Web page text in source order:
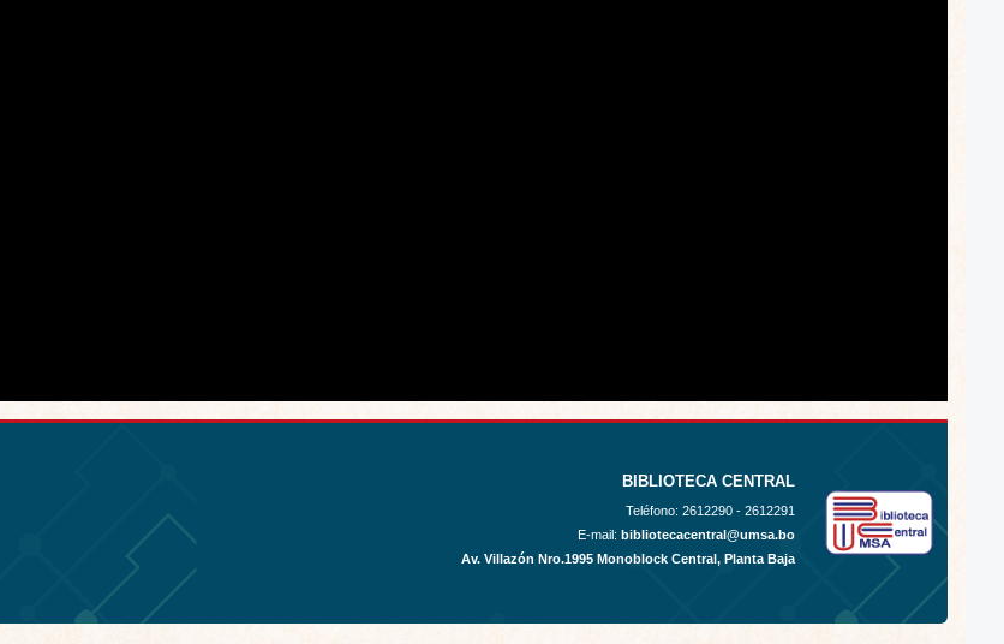
BIBLIOTECA CENTRAL
Teléfono: 2612290 - 2612291
E-mail: bibliotecacentral@umsa.bo
Av. Villazón Nro.1995 Monoblock Central, Planta Baja